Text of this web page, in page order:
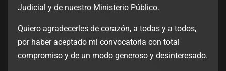
Judicial y de nuestro Ministerio Público.
Quiero agradecerles de corazón, a todas y a todos,
por haber aceptado mi convocatoria con total
compromiso y de un modo generoso y desinteresado.